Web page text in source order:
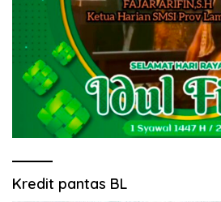
Kredit pantas BL